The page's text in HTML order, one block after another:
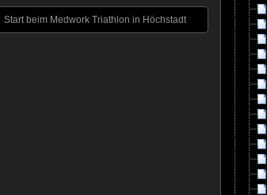
Start beim Medwork Triathlon in Höchstadt